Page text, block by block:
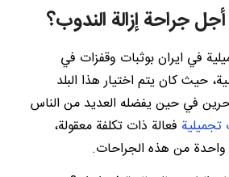
جراحة إزالة الندوب؟
في ايران بوثبات وقفزات في
حيث كان يتم اختيار هذا البلد
في حين يفضله العديد من الناس
فعالة ذات تكلفة معقولة،
من هذه الجراحات.